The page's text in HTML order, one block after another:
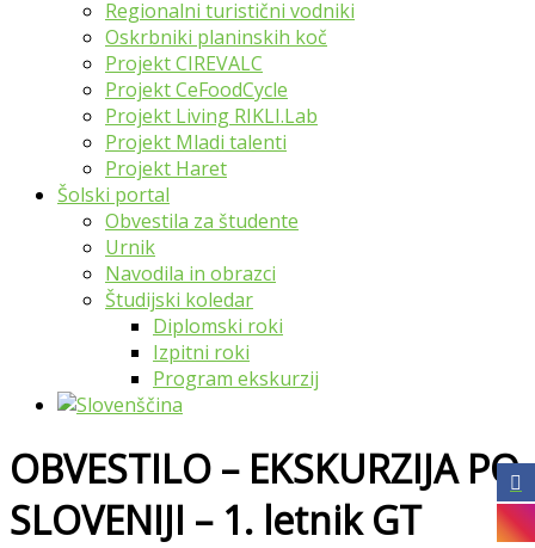
Regionalni turistični vodniki
Oskrbniki planinskih koč
Projekt CIREVALC
Projekt CeFoodCycle
Projekt Living RIKLI.Lab
Projekt Mladi talenti
Projekt Haret
Šolski portal
Obvestila za študente
Urnik
Navodila in obrazci
Študijski koledar
Diplomski roki
Izpitni roki
Program ekskurzij
OBVESTILO – EKSKURZIJA PO
SLOVENIJI – 1. letnik GT